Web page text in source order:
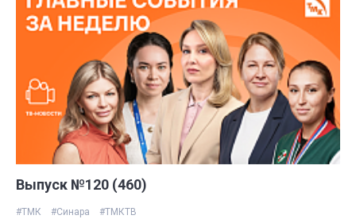
Выпуск №120 (460)
#ТМК #Синара #ТМКТВ